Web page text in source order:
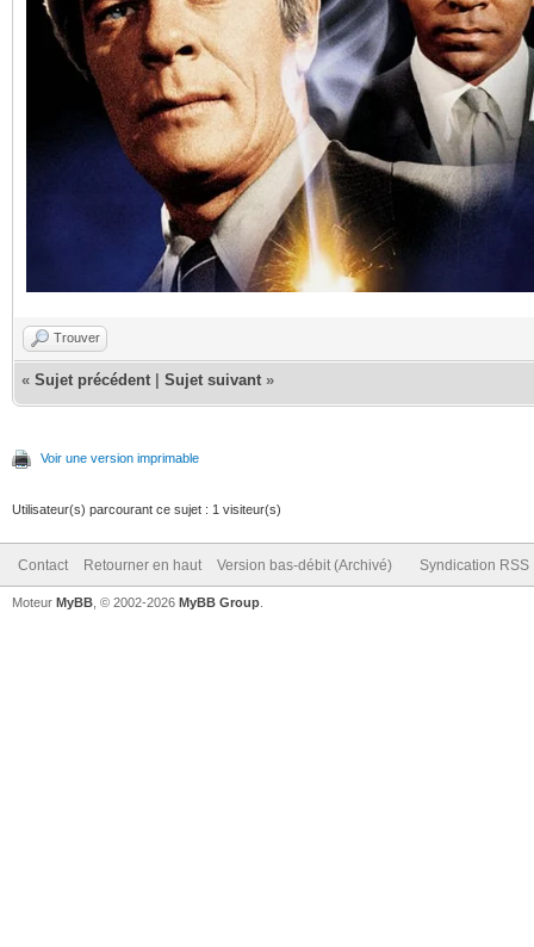
Trouver
« Sujet précédent Sujet suivant »
Voir une version imprimable
Utilisateur(s) parcourant ce sujet : 1 visiteur(s)
Contact Retourner en haut Version bas-débit (Archivé) Syndication RSS
Moteur MyBB , © 2002-2026 MyBB Group